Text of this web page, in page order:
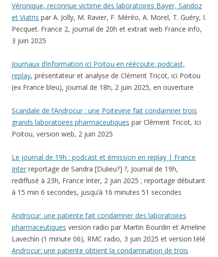
Véronique, reconnue victime des laboratoires Bayer, Sandoz
et Viatris par A. Jolly, M. Ravier, F. Méréo, A. Morel, T. Guéry, I.
Pecquet. France 2, journal de 20h et extrait web France info,
3 juin 2025
Journaux d’information ici Poitou en réécoute: podcast,
replay, présentateur et analyse de Clément Tricot, ici Poitou
(ex France bleu), journal de 18h, 2 juin 2025, en ouverture
Scandale de l’Androcur : une Poitevine fait condamner trois
grands laboratoires pharmaceutiques par Clément Tricot, Ici
Poitou, version web, 2 juin 2025
Le journal de 19h : podcast et émission en replay | France
Inter reportage de Sandra [Dulieu?] ?, Journal de 19h,
rediffusé à 23h, France Inter, 2 juin 2025 ; reportage débutant
à 15 min 6 secondes, jusqu’à 16 minutes 51 secondes
Androcur: une patiente fait condamner des laboratoires
pharmaceutiques version radio par Martin Bourdin et Ameline
Lavechin (1 minute 06), RMC radio, 3 juin 2025 et version télé
Androcur: une patiente obtient la condamnation de trois